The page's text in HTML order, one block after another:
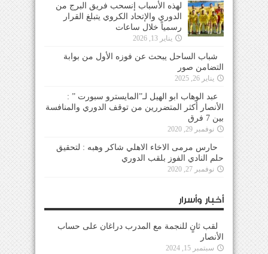
لهذه الأسباب إنسحب فريق البرج من
الدوري والإتحاد الكروي يتبلغ القرار
رسمياً خلال ساعات
يناير 13, 2026
شباب الساحل يبحث عن فوزه الأول من بوابة
التضامن صور
يناير 26, 2025
عبد الوهاب ابو الهيل لـ”المايسترو سبورت ” :
الأنصار أكثر المتضررين من توقف الدوري والمنافسة
بين 7 فرق
نوفمبر 29, 2020
حارس مرمى الاخاء الاهلي شاكر وهبه : لتحقيق
حلم النادي الفوز بلقب الدوري
نوفمبر 27, 2020
أخبار وأسرار
لقب ثانٍ للنجمة مع المدرب دراغان على حساب
الأنصار
سبتمبر 15, 2024